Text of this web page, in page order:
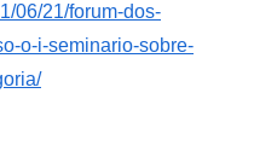
06/21/forum-dos-
o-i-seminario-sobre-